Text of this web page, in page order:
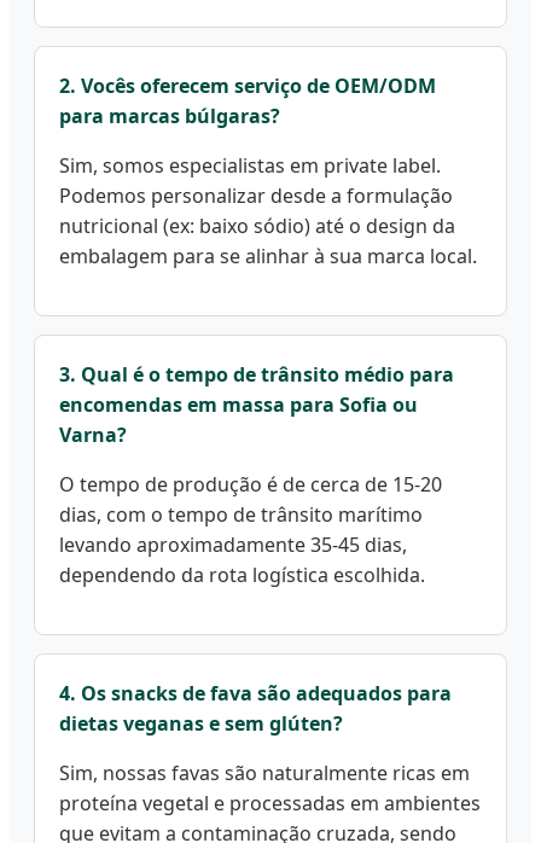
2. Vocês oferecem serviço de OEM/ODM
para marcas búlgaras?
Sim, somos especialistas em private label.
Podemos personalizar desde a formulação
nutricional (ex: baixo sódio) até o design da
embalagem para se alinhar à sua marca local.
3. Qual é o tempo de trânsito médio para
encomendas em massa para Sofia ou
Varna?
O tempo de produção é de cerca de 15-20
dias, com o tempo de trânsito marítimo
levando aproximadamente 35-45 dias,
dependendo da rota logística escolhida.
4. Os snacks de fava são adequados para
dietas veganas e sem glúten?
Sim, nossas favas são naturalmente ricas em
proteína vegetal e processadas em ambientes
que evitam a contaminação cruzada, sendo